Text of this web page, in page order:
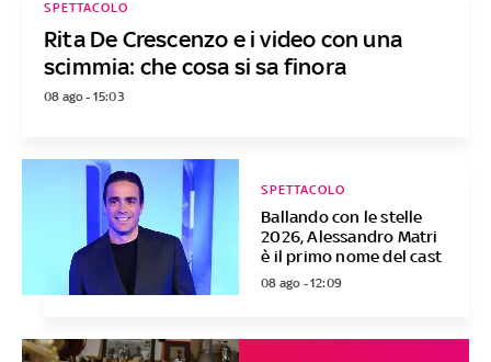
Rita De Crescenzo e i video con una
scimmia: che cosa si sa finora
SPETTACOLO
08 ago - 15:03
Ballando con le stelle
2026, Alessandro Matri
è il primo nome del cast
SPETTACOLO
08 ago - 12:09